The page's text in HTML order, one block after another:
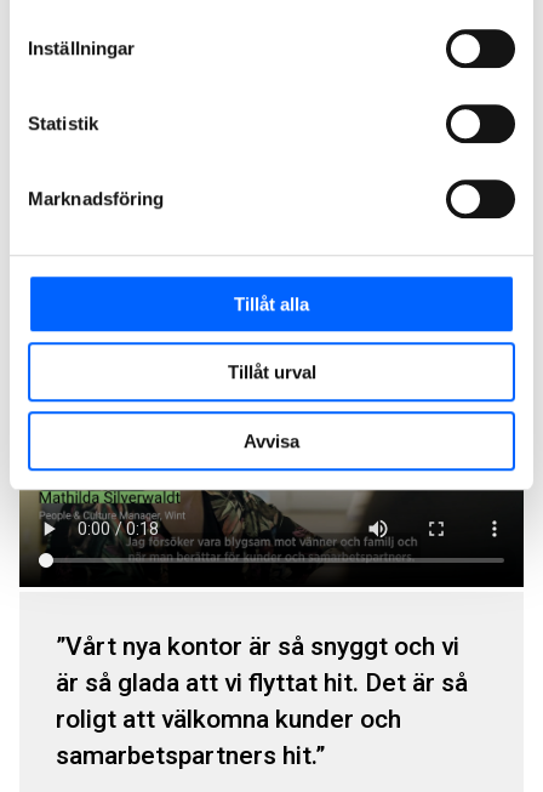
Inställningar
Statistik
Marknadsföring
Tillåt alla
Tillåt urval
Avvisa
mot ett gemensamt mål.
kontor tillKineum. Företaget sökte en ny arbetsplats som
Vårt nya kontor är så snyggt och vi
är så glada att vi flyttat hit. Det är så
roligt att välkomna kunder och
samarbetspartners hit.